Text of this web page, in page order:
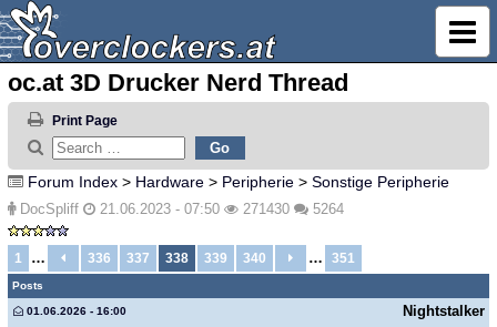
oc.at 3D Drucker Nerd Thread
Print Page
Forum Index > Hardware > Peripherie > Sonstige Peripherie
DocSpliff 21.06.2023 - 07:50 271430 5264
1 … 336 337 338 339 340 … 351
Posts
Nightstalker
01.06.2026 - 16:00